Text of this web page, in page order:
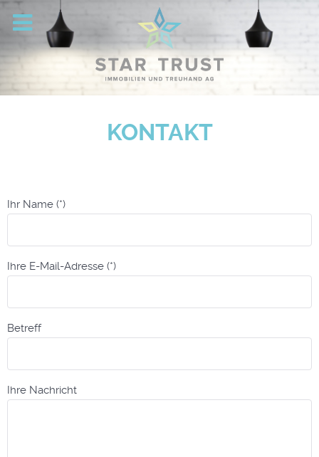
KONTAKT
Ihr Name (*)
Ihre E-Mail-Adresse (*)
Betreff
Ihre Nachricht